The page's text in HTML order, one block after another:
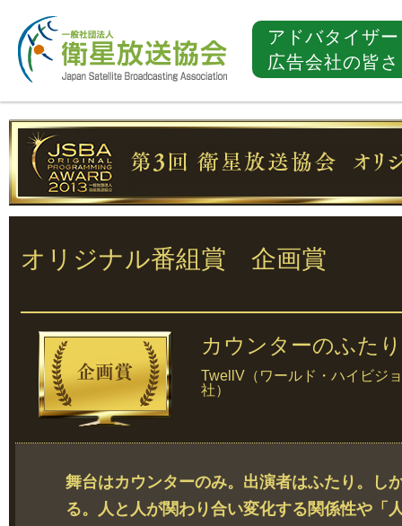
アドバタイザ
広告会社の皆
オリジナル番組賞 企画賞
カウンターのふたり
TwellV（ワールド・ハイビジ
社）
舞台はカウンターのみ。出演者はふたり。し
る。人と人が関わり合い変化する関係性や「